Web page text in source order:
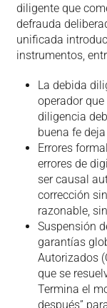
diligente que
defrauda
unificada
instrumentos,
La debida
operador
diligencia
buena fe
Errores
errores de
ser causal
corrección
razonable,
Suspensión
garantías
Autorizados
que se
Termina el
después”